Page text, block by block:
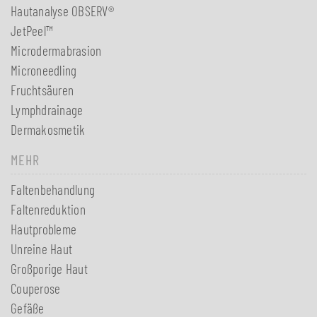
Hautanalyse OBSERV®
JetPeel™
Microdermabrasion
Microneedling
Fruchtsäuren
Lymphdrainage
Dermakosmetik
MEHR
Faltenbehandlung
Faltenreduktion
Hautprobleme
Unreine Haut
Großporige Haut
Couperose
Gefäße